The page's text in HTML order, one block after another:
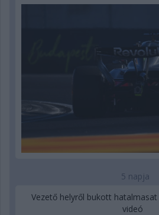
5 napja
Vezető helyről bukott hatalmasat
videó